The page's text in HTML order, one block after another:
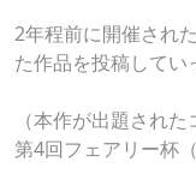
2年程前に開催され
た作品を投稿してい
（本作が出題され
第4回フェアリー杯